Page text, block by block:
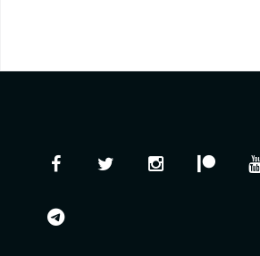
FacebookTwitter Instagram
telegram